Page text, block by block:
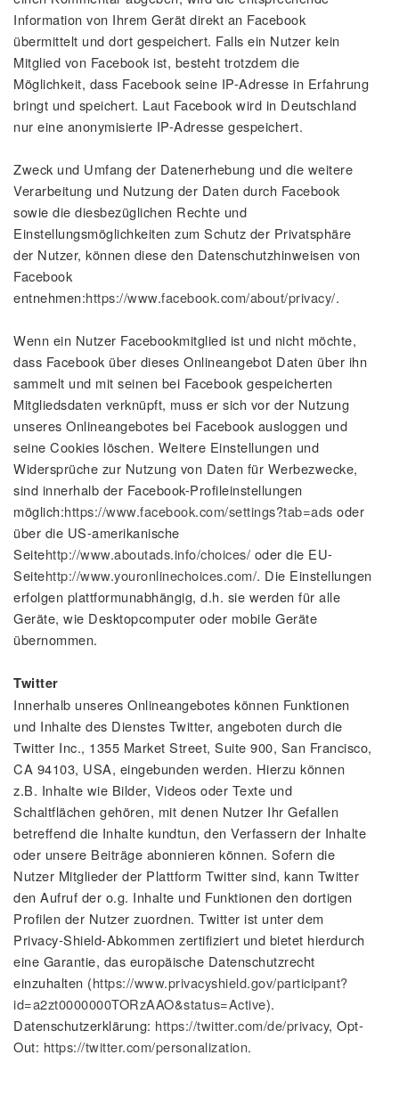
Information von Ihrem Gerät direkt an Facebook
übermittelt und dort gespeichert. Falls ein Nutzer kein
Mitglied von Facebook ist, besteht trotzdem die
Möglichkeit, dass Facebook seine IP-Adresse in Erfahrung
bringt und speichert. Laut Facebook wird in Deutschland
nur eine anonymisierte IP-Adresse gespeichert.
Zweck und Umfang der Datenerhebung und die weitere
Verarbeitung und Nutzung der Daten durch Facebook
sowie die diesbezüglichen Rechte und
Einstellungsmöglichkeiten zum Schutz der Privatsphäre
der Nutzer, können diese den Datenschutzhinweisen von
Facebook
entnehmen:https://www.facebook.com/about/privacy/.
Wenn ein Nutzer Facebookmitglied ist und nicht möchte,
dass Facebook über dieses Onlineangebot Daten über ihn
sammelt und mit seinen bei Facebook gespeicherten
Mitgliedsdaten verknüpft, muss er sich vor der Nutzung
unseres Onlineangebotes bei Facebook ausloggen und
seine Cookies löschen. Weitere Einstellungen und
Widersprüche zur Nutzung von Daten für Werbezwecke,
sind innerhalb der Facebook-Profileinstellungen
möglich:https://www.facebook.com/settings?tab=ads oder
über die US-amerikanische
Seitehttp://www.aboutads.info/choices/ oder die EU-
Seitehttp://www.youronlinechoices.com/. Die Einstellungen
erfolgen plattformunabhängig, d.h. sie werden für alle
Geräte, wie Desktopcomputer oder mobile Geräte
übernommen.
Twitter
Innerhalb unseres Onlineangebotes können Funktionen
und Inhalte des Dienstes Twitter, angeboten durch die
Twitter Inc., 1355 Market Street, Suite 900, San Francisco,
CA 94103, USA, eingebunden werden. Hierzu können
z.B. Inhalte wie Bilder, Videos oder Texte und
Schaltflächen gehören, mit denen Nutzer Ihr Gefallen
betreffend die Inhalte kundtun, den Verfassern der Inhalte
oder unsere Beiträge abonnieren können. Sofern die
Nutzer Mitglieder der Plattform Twitter sind, kann Twitter
den Aufruf der o.g. Inhalte und Funktionen den dortigen
Profilen der Nutzer zuordnen. Twitter ist unter dem
Privacy-Shield-Abkommen zertifiziert und bietet hierdurch
eine Garantie, das europäische Datenschutzrecht
einzuhalten (https://www.privacyshield.gov/participant?
id=a2zt0000000TORzAAO&status=Active).
Datenschutzerklärung: https://twitter.com/de/privacy, Opt-
Out: https://twitter.com/personalization.